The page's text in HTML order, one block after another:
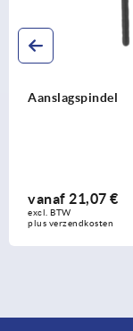
Aanslagspindel
vanaf 21,07 €
excl. BTW
plus verzendkosten